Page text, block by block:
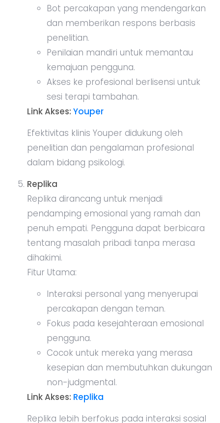
Bot percakapan yang mendengarkan
dan memberikan respons berbasis
penelitian.
Penilaian mandiri untuk memantau
kemajuan pengguna.
Akses ke profesional berlisensi untuk
sesi terapi tambahan.
Link Akses: Youper
Efektivitas klinis Youper didukung oleh
penelitian dan pengalaman profesional
dalam bidang psikologi.
Replika
Replika dirancang untuk menjadi
pendamping emosional yang ramah dan
penuh empati. Pengguna dapat berbicara
tentang masalah pribadi tanpa merasa
dihakimi.
Fitur Utama:
Interaksi personal yang menyerupai
percakapan dengan teman.
Fokus pada kesejahteraan emosional
pengguna.
Cocok untuk mereka yang merasa
kesepian dan membutuhkan dukungan
non-judgmental.
Link Akses: Replika
Replika lebih berfokus pada interaksi sosial